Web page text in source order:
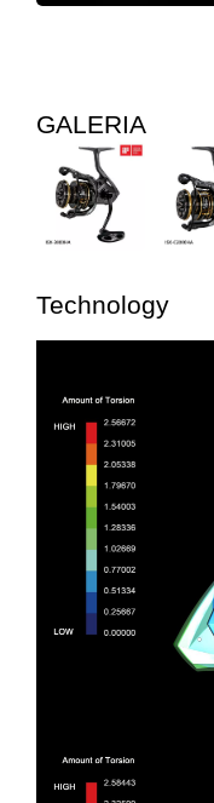
GALERIA
Technology